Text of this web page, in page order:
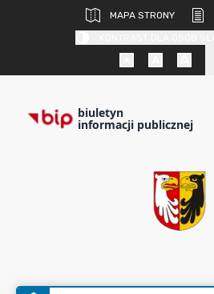
MAPA STRONY
biuletyn
informacji publicznej